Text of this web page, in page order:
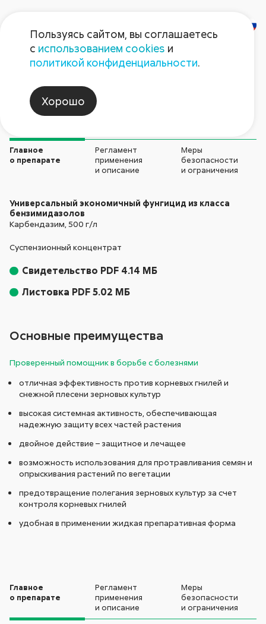
Кредо
Главное
о препарате
Регламент
применения
и описание
Меры
безопасности
и ограничения
Универсальный экономичный фунгицид из класса
бензимидазолов
Карбендазим,500 г/л
Суспензионный концентрат
Свидетельство PDF 4.14 МБ
Листовка PDF 5.02 МБ
Основные преимущества
Проверенный помощник в борьбе с болезнями
отличная эффективность против корневых гнилей и
снежной плесени зерновых культур
высокая системная активность, обеспечивающая
надежную защиту всех частей растения
двойное действие – защитное и лечащее
возможность использования для протравливания семян и
опрыскивания растений по вегетации
предотвращение полегания зерновых культур за счет
контроля корневых гнилей
удобная в применении жидкая препаративная форма
Главное
о препарате
Регламент
применения
и описание
Меры
безопасности
и ограничения
Пользуясь сайтом, вы соглашаетесь
с использованием cookies и
политикой конфиденциальности.
Хорошо